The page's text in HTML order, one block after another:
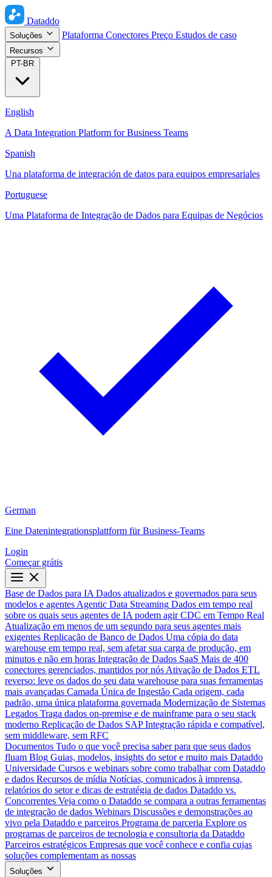
Dataddo
Soluções Plataforma Conectores Preço Estudos de caso
Recursos
PT-BR
English
A Data Integration Platform for Business Teams
Spanish
Una plataforma de integración de datos para equipos empresariales
Portuguese
Uma Plataforma de Integração de Dados para Equipas de Negócios
German
Eine Datenintegrationsplattform für Business-Teams
Login
Começar grátis
Base de Dados para IA Dados atualizados e governados para seus
modelos e agentes Agentic Data Streaming Dados em tempo real
sobre os quais seus agentes de IA podem agir CDC em Tempo Real
Atualização em menos de um segundo para seus agentes mais
exigentes Replicação de Banco de Dados Uma cópia do data
warehouse em tempo real, sem afetar sua carga de produção, em
minutos e não em horas Integração de Dados SaaS Mais de 400
conectores gerenciados, mantidos por nós Ativação de Dados ETL
reverso: leve os dados do seu data warehouse para suas ferramentas
mais avançadas Camada Única de Ingestão Cada origem, cada
padrão, uma única plataforma governada Modernização de Sistemas
Legados Traga dados on-premise e de mainframe para o seu stack
moderno Replicação de Dados SAP Integração rápida e compatível,
sem middleware, sem RFC
Documentos Tudo o que você precisa saber para que seus dados
fluam Blog Guias, modelos, insights do setor e muito mais Dataddo
Universidade Cursos e webinars sobre como trabalhar com Dataddo
e dados Recursos de mídia Notícias, comunicados à imprensa,
relatórios do setor e dicas de estratégia de dados Dataddo vs.
Concorrentes Veja como o Dataddo se compara a outras ferramentas
de integração de dados Webinars Discussões e demonstrações ao
vivo pela Dataddo e parceiros Programa de parceria Explore os
programas de parceiros de tecnologia e consultoria da Dataddo
Parceiros estratégicos Empresas que você conhece e confia cujas
soluções complementam as nossas
Soluções